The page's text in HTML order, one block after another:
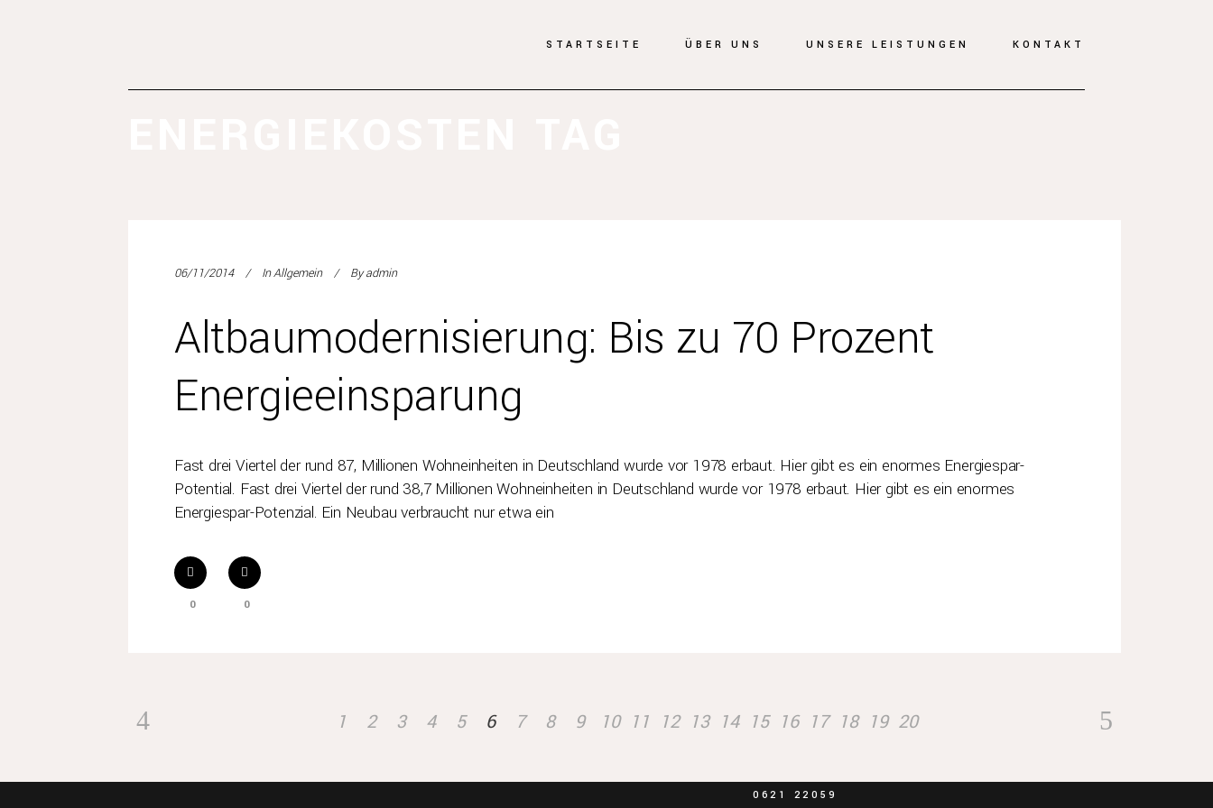
STARTSEITE ÜBER UNS UNSERE LEISTUNGEN KONTAKT
06/11/2014 InAllgemein By admin
Altbaumodernisierung: Bis zu 70 Prozent
Energieeinsparung
Fast drei Viertel der rund 87, Millionen Wohneinheiten in Deutschland wurde vor 1978 erbaut. Hier gibt es ein enormes Energiespar-
Potential. Fast drei Viertel der rund 38,7 Millionen Wohneinheiten in Deutschland wurde vor 1978 erbaut. Hier gibt es ein enormes
Energiespar-Potenzial. Ein Neubau verbraucht nur etwa ein
0 0
1 2 3 4 5 6 7 8 9 10 11 12 13 14 15 16 17 18 19 20
Design. Wir entwickeln Ihr
GMBH & CO. KG
0621 22059
Impressum